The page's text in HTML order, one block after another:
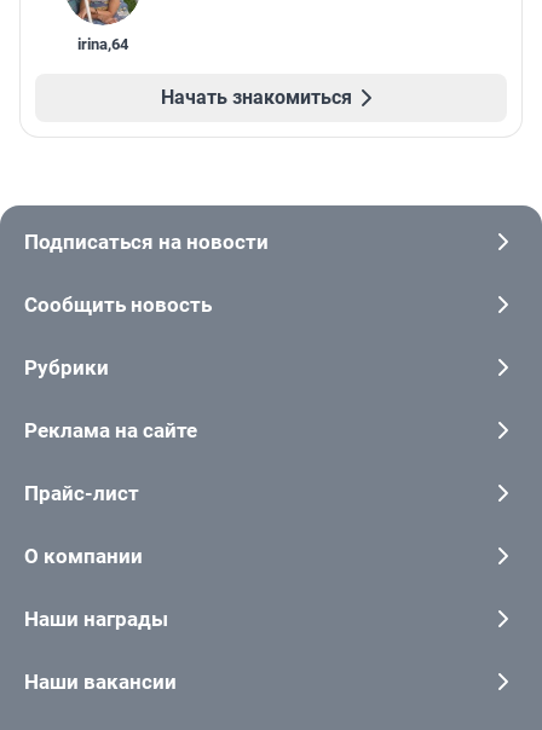
irina,64
Начать знакомиться
Подписаться на новости
Сообщить новость
Рубрики
Реклама на сайте
Прайс-лист
О компании
Наши награды
Наши вакансии